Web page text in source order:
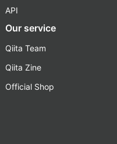
API
Our service
Qiita Team
Qiita Zine
Official Shop